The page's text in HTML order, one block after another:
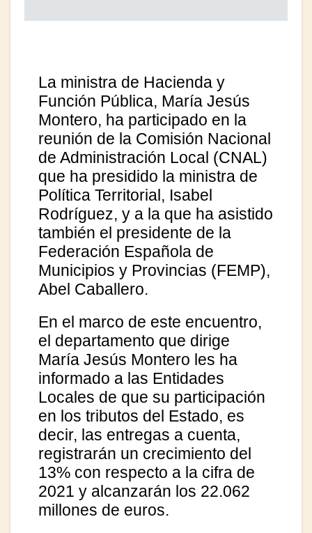
La ministra de Hacienda y
Función Pública, María Jesús
Montero, ha participado en la
reunión de la Comisión Nacional
de Administración Local (CNAL)
que ha presidido la ministra de
Política Territorial, Isabel
Rodríguez, y a la que ha asistido
también el presidente de la
Federación Española de
Municipios y Provincias (FEMP),
Abel Caballero.
En el marco de este encuentro,
el departamento que dirige
María Jesús Montero les ha
informado a las Entidades
Locales de que su participación
en los tributos del Estado, es
decir, las entregas a cuenta,
registrarán un crecimiento del
13% con respecto a la cifra de
2021 y alcanzarán los 22.062
millones de euros.